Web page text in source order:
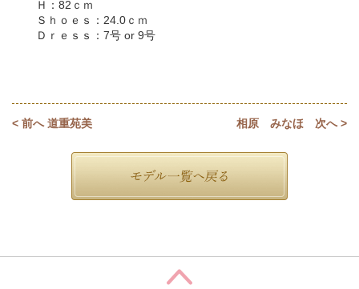
Ｈ：82ｃｍ
Ｓｈｏｅｓ：24.0ｃｍ
Ｄｒｅｓｓ：7号 or 9号
< 前へ 道重苑美 相原 みなほ 次へ >